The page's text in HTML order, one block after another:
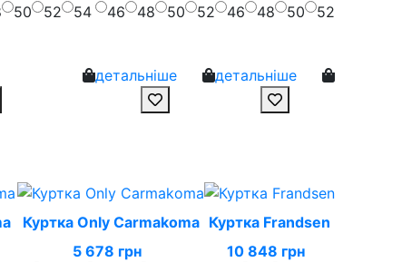
50 52 54
46
48 50 52
детальніше
46
48 50 52
детальніше
Куртка Only Carmakoma
5 678 грн
Куртка Frandsen
10 848 грн